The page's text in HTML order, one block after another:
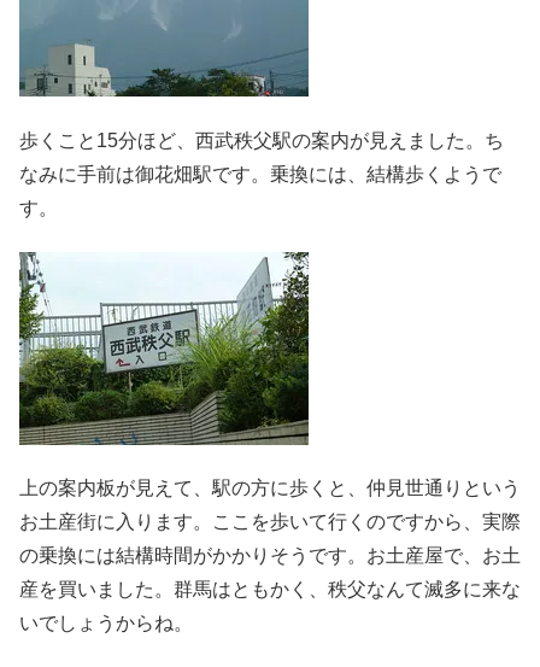
歩くこと15分ほど、西武秩父駅の案内が見えました。ち
なみに手前は御花畑駅です。乗換には、結構歩くようで
す。
上の案内板が見えて、駅の方に歩くと、仲見世通りという
お土産街に入ります。ここを歩いて行くのですから、実際
の乗換には結構時間がかかりそうです。お土産屋で、お土
産を買いました。群馬はともかく、秩父なんて滅多に来な
いでしょうからね。